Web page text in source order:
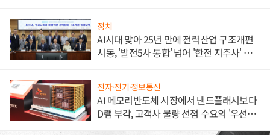
정치
AI시대 맞아 25년 만에 전력산업 구조개편
시동, '발전5사 통합' 넘어 '한전 지주사' 재편
전자·전기·정보통신
AI 메모리반도체 시장에서 낸드플래시보다
D램 부각, 고객사 물량 선점 수요의 '우선순